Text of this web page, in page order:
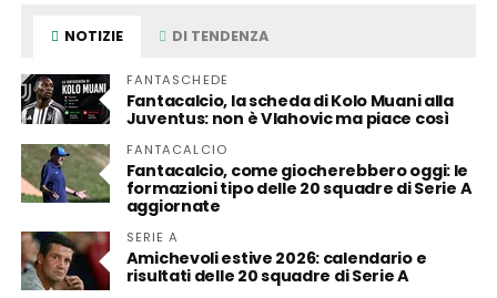
NOTIZIE DI TENDENZA
FANTASCHEDE
Fantacalcio, la scheda di Kolo Muani alla
Juventus: non è Vlahovic ma piace così
FANTACALCIO
Fantacalcio, come giocherebbero oggi: le
formazioni tipo delle 20 squadre di Serie A
aggiornate
SERIE A
Amichevoli estive 2026: calendario e
risultati delle 20 squadre di Serie A